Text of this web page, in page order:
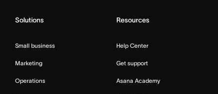
Solutions
Small business
Marketing
Operations
Resources
Help Center
Get support
Asana Academy